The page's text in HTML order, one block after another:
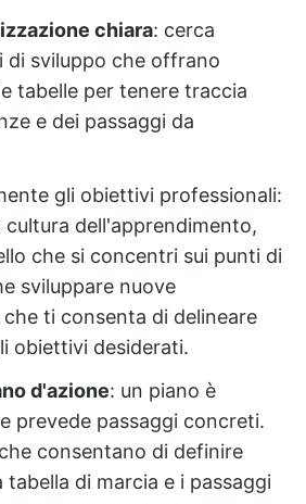
chiara: cerca
di sviluppo che offrano
tabelle per tenere traccia
e dei passaggi da
gli obiettivi professionali:
cultura dell'apprendimento,
che si concentri sui punti di
sviluppare nuove
ti consenta di delineare
obiettivi desiderati.
d'azione: un piano è
prevede passaggi concreti.
consentano di definire
di marcia e i passaggi